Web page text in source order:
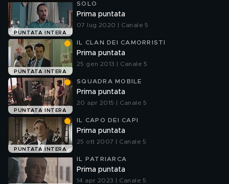
PUNTATA INTERA
SOLO
Prima puntata
07 lug 2020 | Canale 5
PUNTATA INTERA
IL CLAN DEI CAMORRISTI
Prima puntata
25 gen 2013 | Canale 5
PUNTATA INTERA
SQUADRA MOBILE
Prima puntata
20 apr 2015 | Canale 5
PUNTATA INTERA
IL CAPO DEI CAPI
Prima puntata
25 ott 2007 | Canale 5
IL PATRIARCA
Prima puntata
14 apr 2023 | Canale 5